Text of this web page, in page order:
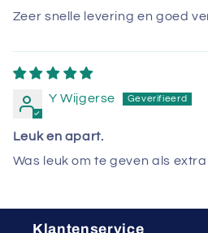
Zeer snelle levering en goed
Y Wijgerse
Leuk en apart.
Was leuk om te geven als
Klantenservice